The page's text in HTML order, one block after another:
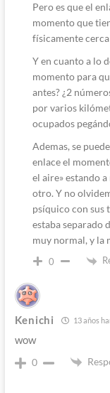
Pero es que el
momento que
físicamente
Y en cuanto a lo
momento para
antes? ¿2
por varios
ocupados
Ademas, se
enlace el
el aire» estando
otro. Y no
psíquico con sus
estaba separado
muy normal, y la
0
Kenichi 13 años
wow
0